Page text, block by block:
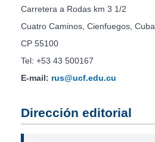
Carretera a Rodas km 3 1/2
Cuatro Caminos, Cienfuegos, Cuba
CP 55100
Tel: +53 43 500167
E-mail: rus@ucf.edu.cu
Dirección editorial